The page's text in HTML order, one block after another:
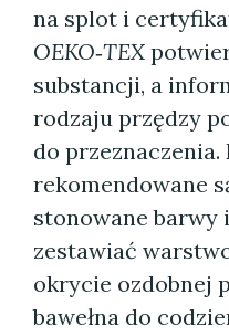
na splot i
OEKO‑TEX
substancji, a
rodzaju przędzy
do
rekomendowane
stonowane barwy
zestawiać
okrycie ozdobnej
bawełna do